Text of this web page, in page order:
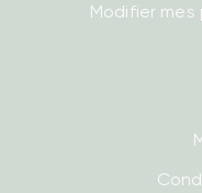
Modifier